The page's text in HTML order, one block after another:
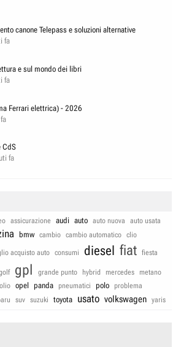
canone Telepass e soluzioni alternative
fa
e sul mondo dei libri
fa
Ferrari elettrica) - 2026
CdS
fa
assicurazione audi auto auto nuova
auto usata
bmw cambio cambio automatico clio
acquisto auto consumi diesel fiat fiesta
gpl grande punto hybrid mercedes
metano
olio opel panda pneumatici polo
problema
suv suzuki toyota usato volkswagen yaris